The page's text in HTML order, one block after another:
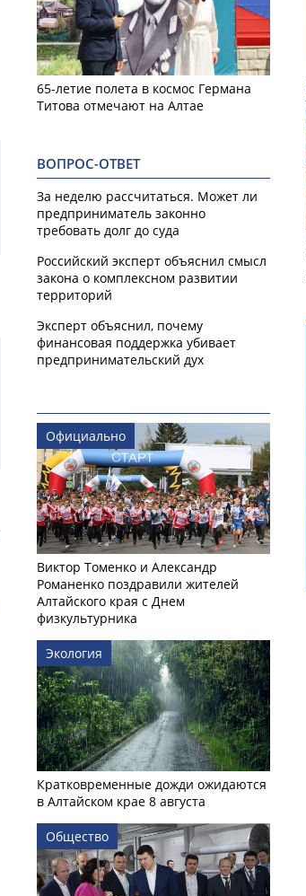
65-летие полета в космос Германа
Титова отмечают на Алтае
ВОПРОС-ОТВЕТ
За неделю рассчитаться. Может ли
предприниматель законно
требовать долг до суда
Российский эксперт объяснил смысл
закона о комплексном развитии
территорий
Эксперт объяснил, почему
финансовая поддержка убивает
предпринимательский дух
Официально
Виктор Томенко и Александр
Романенко поздравили жителей
Алтайского края с Днем
физкультурника
Экология
Кратковременные дожди ожидаются
в Алтайском крае 8 августа
Общество